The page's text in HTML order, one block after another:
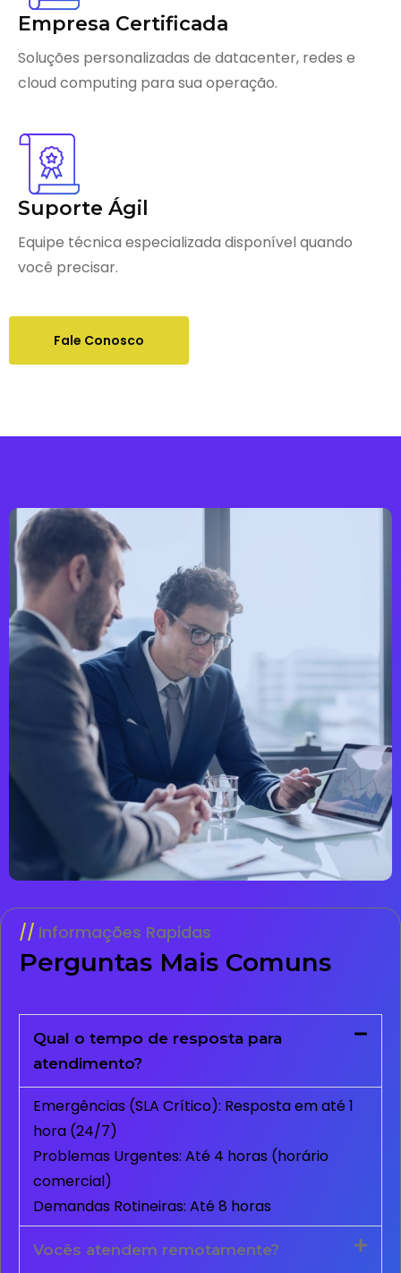
Empresa Certificada
Soluções personalizadas de datacenter, redes e
cloud computing para sua operação.
Suporte Ágil
Equipe técnica especializada disponível quando
você precisar.
Fale Conosco
Informações Rapidas
Perguntas Mais Comuns
Qual o tempo de resposta para
atendimento?
Emergências (SLA Crítico): Resposta em até 1
hora (24/7)
Problemas Urgentes: Até 4 horas (horário
comercial)
Demandas Rotineiras: Até 8 horas
Vocês atendem remotamente?